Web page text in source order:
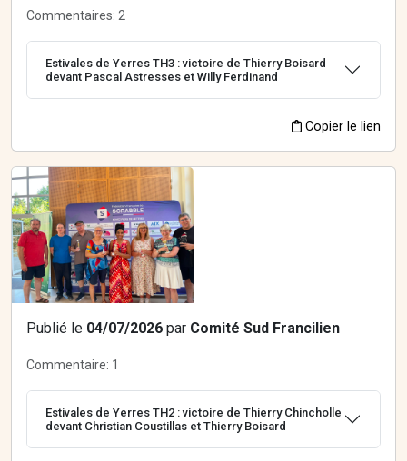
Commentaires: 2
Estivales de Yerres TH3 : victoire de Thierry Boisard
devant Pascal Astresses et Willy Ferdinand
Copier le lien
Publié le 04/07/2026 par Comité Sud Francilien
Commentaire: 1
Estivales de Yerres TH2 : victoire de Thierry Chincholle
devant Christian Coustillas et Thierry Boisard